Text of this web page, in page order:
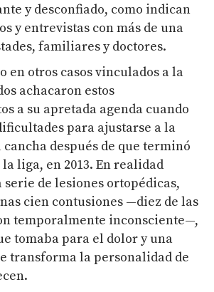
y desconfiado, como indican
y entrevistas con más de una
familiares y doctores.
en otros casos vinculados a la
achacaron estos
a su apretada agenda cuando
para ajustarse a la
después de que terminó
liga, en 2013. En realidad
de lesiones ortopédicas,
cien contusiones —diez de las
temporalmente inconsciente—,
tomaba para el dolor y una
transforma la personalidad de